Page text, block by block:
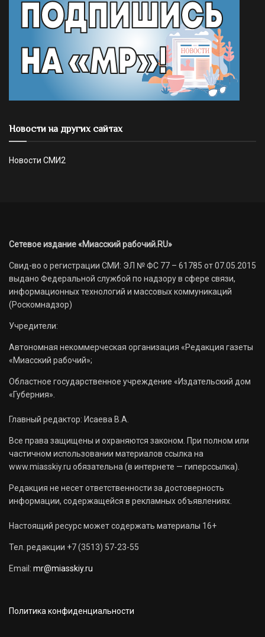
Новости на других сайтах
Новости СМИ2
Сетевое издание «Миасский рабочий.RU»
Свид-во о регистрации СМИ: ЭЛ № ФС 77 – 61785 от 07.05.2015
выдано Федеральной службой по надзору в сфере связи,
информационных технологий и массовых коммуникаций
(Роскомнадзор)
Учредители:
Автономная некоммерческая организация «Редакция газеты
«Миасский рабочий»;
Областное государственное учреждение «Издательский дом
«Губерния».
Главный редактор: Исаева В.А.
Все права защищены и охраняются законом. При полном или
частичном использовании материалов ссылка на
www.miasskiy.ru обязательна (в интернете — гиперссылка).
Редакция не несет ответственности за достоверность
информации, содержащейся в рекламных объявлениях.
Настоящий ресурс может содержать материалы 16+
Тел. редакции +7 (3513) 57-23-55
Email: mr@miasskiy.ru
Политика конфиденциальности